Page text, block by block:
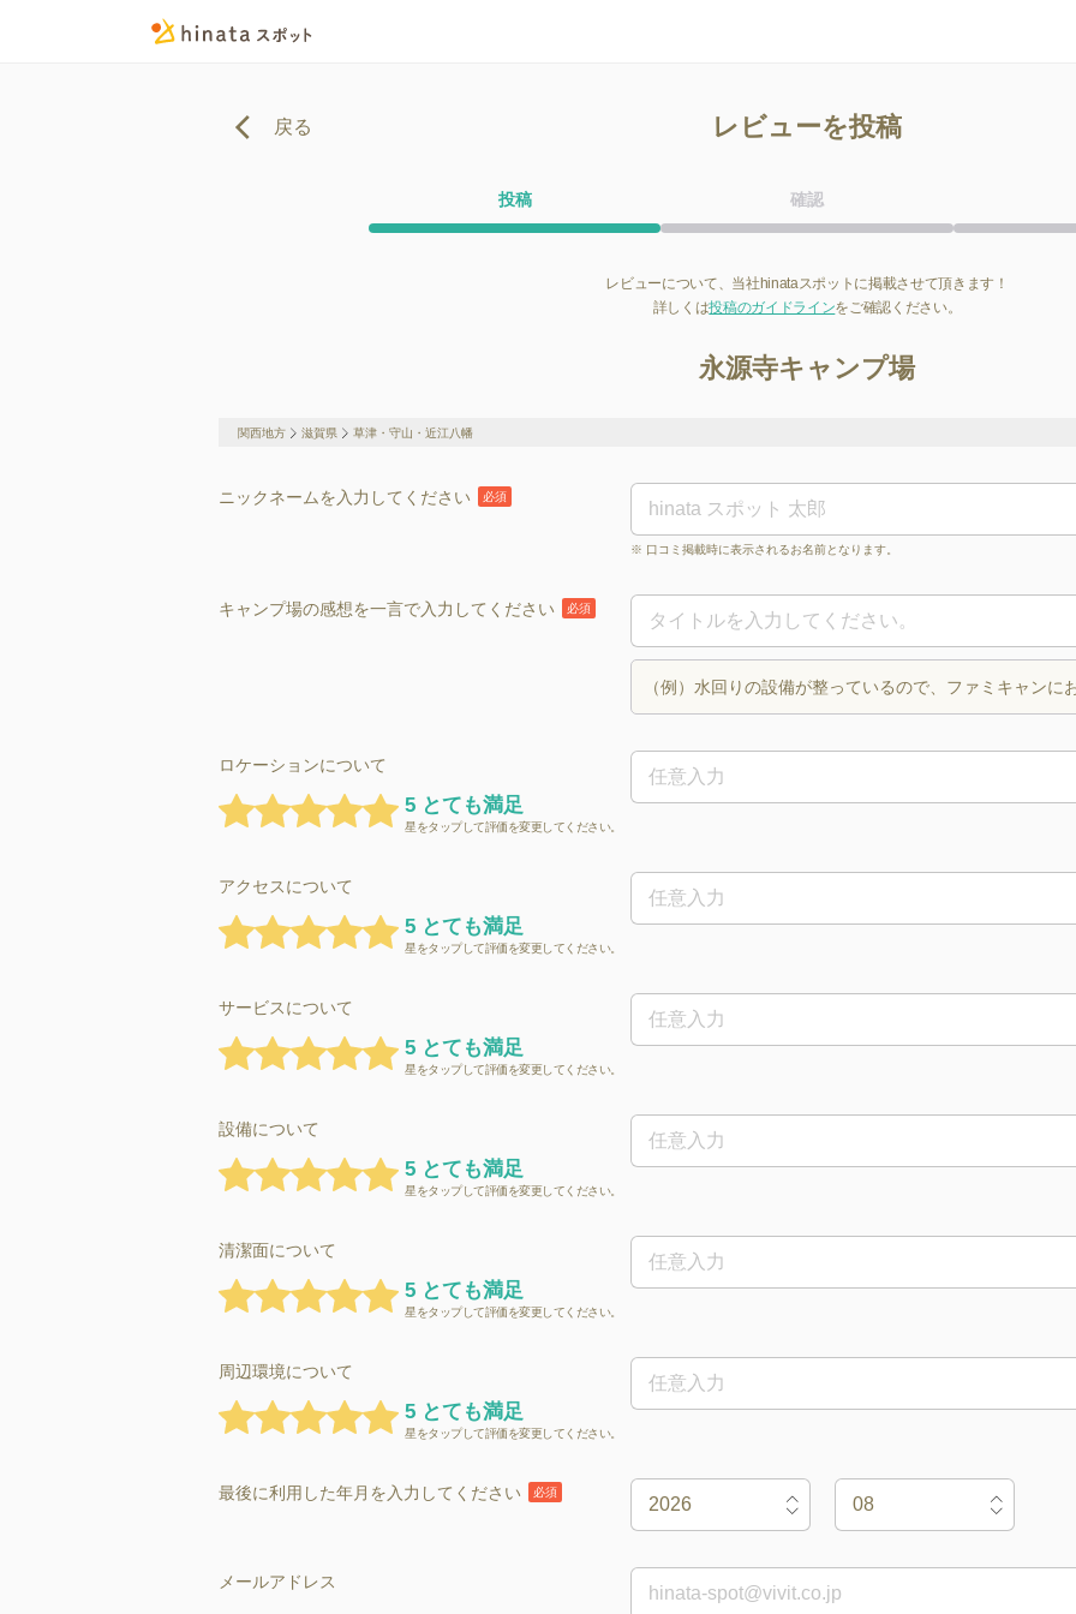
戻る レビューを投稿
投稿 確認
レビューについて、当社hinataスポットに掲載させて頂きます！
詳しくは投稿のガイドラインをご確認ください。
永源寺キャンプ場
関西地方 滋賀県 草津・守山・近江八幡
ニックネームを入力してください 必須
※ 口コミ掲載時に表示されるお名前となります。
キャンプ場の感想を一言で入力してください 必須
（例）水回りの設備が整っているので、ファミキャンに
ロケーションについて
5 とても満足
星をタップして評価を変更してください。
アクセスについて
5 とても満足
星をタップして評価を変更してください。
サービスについて
5 とても満足
星をタップして評価を変更してください。
設備について
5 とても満足
星をタップして評価を変更してください。
清潔面について
5 とても満足
星をタップして評価を変更してください。
周辺環境について
5 とても満足
星をタップして評価を変更してください。
最後に利用した年月を入力してください 必須
メールアドレス